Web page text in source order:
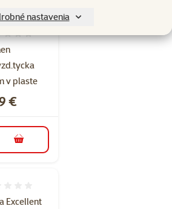
nastavenia
v plaste
0%
€
do košíka
Excellent